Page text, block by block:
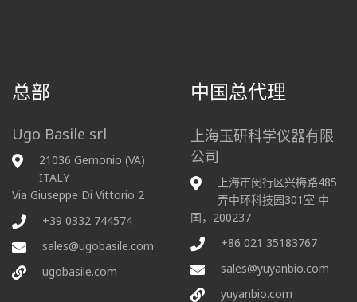
总部
Ugo Basile srl
21036 Gemonio (VA)
ITALY
Via Giuseppe Di Vittorio 2
+39 0332 744574
sales@ugobasile.com
ugobasile.com
中国总代理
上海玉研科学仪器有限
公司
上海市闵行区兴梅路485
弄中环科技园301室 中
国，200237
+86 021 35183767
sales@yuyanbio.com
yuyanbio.com